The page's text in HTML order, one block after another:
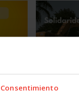
Consentimiento
víctimas de